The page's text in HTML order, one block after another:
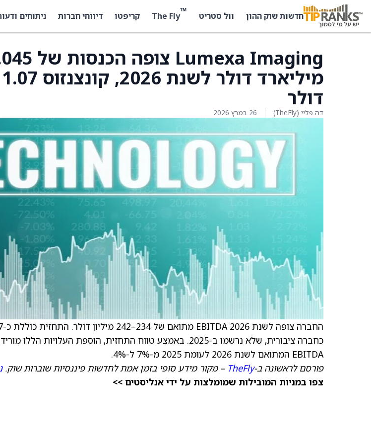
חדשות שוק ההון וול סטריט ™
The Fly קריפטו דיווחי חברות ניתוחים
דולר
דה פליי (TheFly) 26 במרץ 2026
כחברה ציבורית, שלא נרשמו ב-2025. באמצע טווח התחזית, הוספת
EBITDA המתואם לשנת 2026 לעומת 2025 מ-7% ל-4%.
פורסם לראשונה ב-TheFly – מקור מידע סופי בזמן אמת לחדשות פיננסיות שוברות שוק.
צפו במניות המובילות שמומלצות על ידי אנליסטים >>